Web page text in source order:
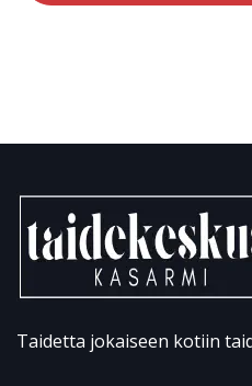
Taidetta jokaiseen kotiin